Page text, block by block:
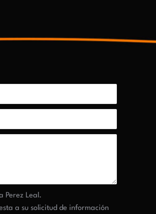
Perez Leal.
a su solicitud de información